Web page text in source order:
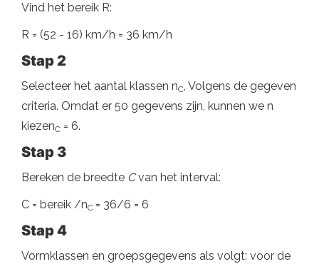
Vind het bereik R:
R = (52 - 16) km/h = 36 km/h
Stap 2
Selecteer het aantal klassen nC, Volgens de gegeven
criteria. Omdat er 50 gegevens zijn, kunnen we n
kiezenC = 6.
Stap 3
Bereken de breedte Cvan het interval:
C = bereik /nC = 36/6 = 6
Stap 4
Vormklassen en groepsgegevens als volgt: voor de